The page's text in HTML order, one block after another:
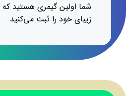
شما اولین گیمری هستید که
زیبای خود را ثبت می‌کنید